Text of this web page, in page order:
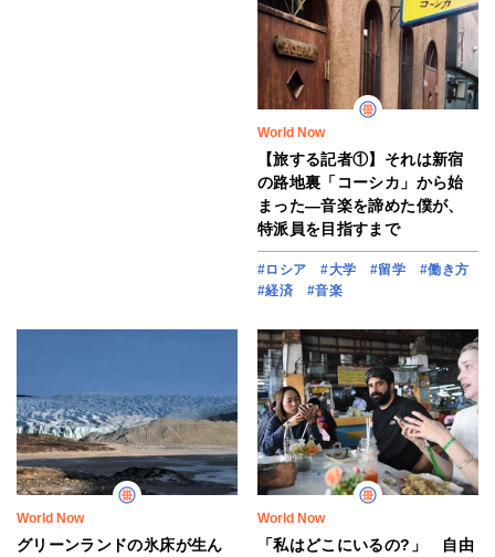
World Now
【旅する記者①】それは新宿
の路地裏「コーシカ」から始
まった―音楽を諦めた僕が、
特派員を目指すまで
#ロシア #大学 #留学
#働き方
#経済
#音楽
World Now
グリーンランドの氷床が生ん
World Now
「私はどこにいるの?」 自由